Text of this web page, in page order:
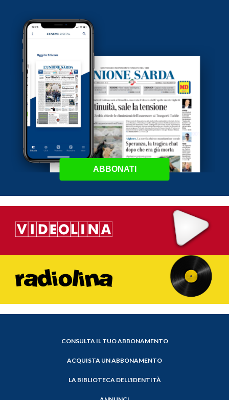
ABBONATI
CONSULTA IL TUO ABBONAMENTO
ACQUISTA UN ABBONAMENTO
LA BIBLIOTECA DELL'IDENTITÀ